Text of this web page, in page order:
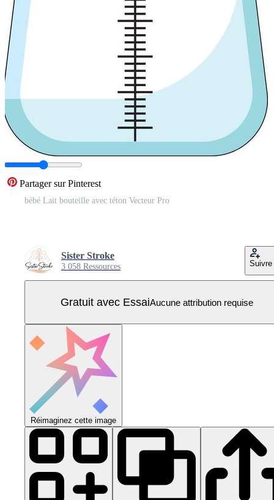
Partager sur Pinterest
bébé Lait bouteille avec téton Vecteur Pro
Sister Stroke
3 058 Ressources Suivre
Gratuit avec EssaiAucune attribution requise
Réimaginez cette image